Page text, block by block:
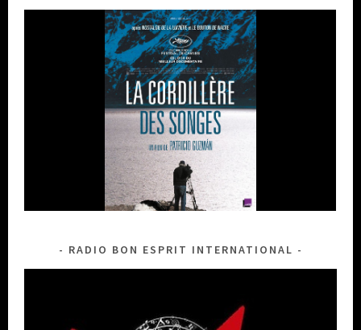
RADIO BON ESPRIT INTERNATIONAL